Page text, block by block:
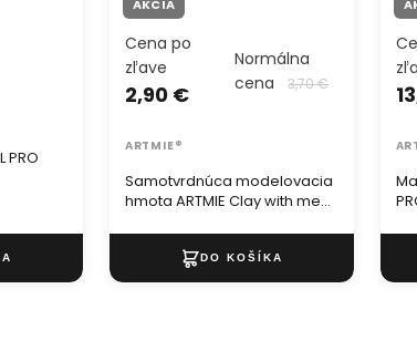
PRO
AKCIA
Samotvrdnúca modelovacia
hmota ARTMIE Clay with me
Cena po
zľave
2,90 €
Normálna
cena
3,70 €
ARTMIE®